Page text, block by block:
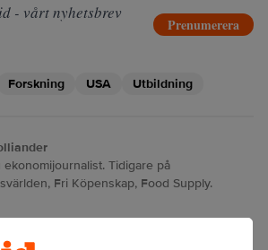
- vårt nyhetsbrev
Prenumerera
Forskning USA Utbildning
ekonomijournalist. Tidigare på
Fri Köpenskap, Food Supply.